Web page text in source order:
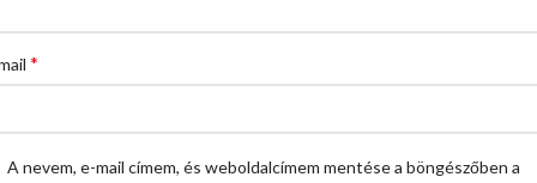
*
A nevem, e-mail címem, és weboldalcímem mentése a böngészőben a